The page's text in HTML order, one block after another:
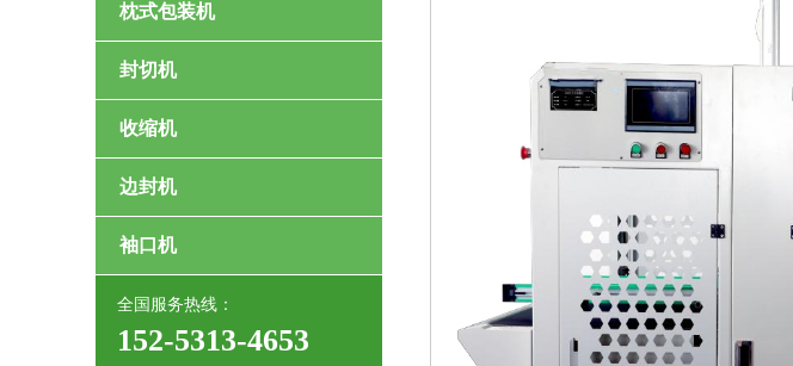
枕式包装机
封切机
收缩机
边封机
袖口机
全国服务热线：
152-5313-4653